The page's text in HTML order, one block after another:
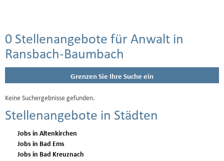
0 Stellenangebote für Anwalt in
Ransbach-Baumbach
Grenzen Sie Ihre Suche ein
Keine Suchergebnisse gefunden.
Stellenangebote in Städten
Jobs in Altenkirchen
Jobs in Bad Ems
Jobs in Bad Kreuznach